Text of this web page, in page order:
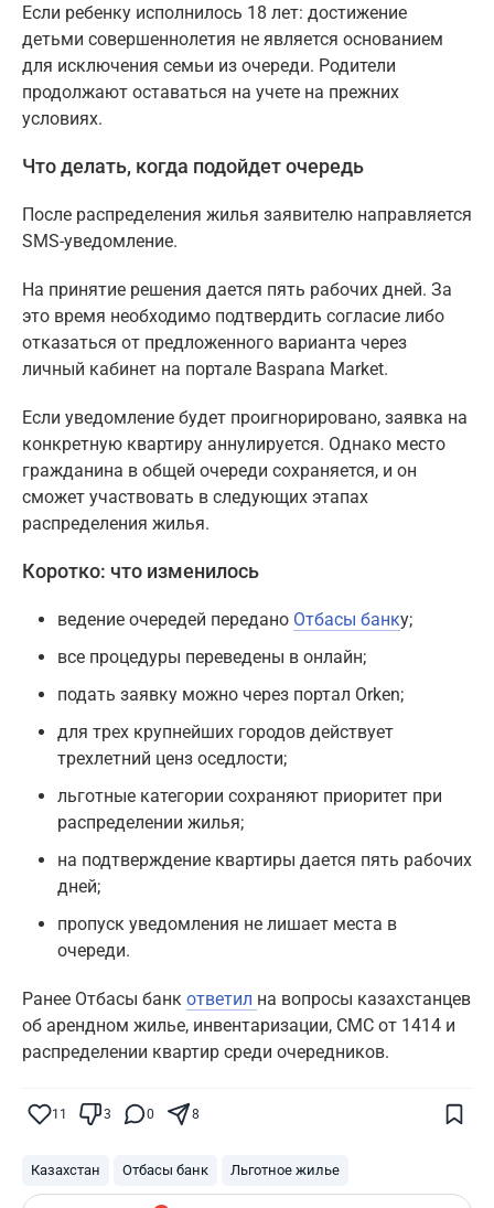
Если ребенку исполнилось 18 лет: достижение
детьми совершеннолетия не является основанием
для исключения семьи из очереди. Родители
продолжают оставаться на учете на прежних
условиях.
Что делать, когда подойдет очередь
После распределения жилья заявителю направляется
SMS-уведомление.
На принятие решения дается пять рабочих дней. За
это время необходимо подтвердить согласие либо
отказаться от предложенного варианта через
личный кабинет на портале Baspana Market.
Если уведомление будет проигнорировано, заявка на
конкретную квартиру аннулируется. Однако место
гражданина в общей очереди сохраняется, и он
сможет участвовать в следующих этапах
распределения жилья.
Коротко: что изменилось
ведение очередей передано Отбасы банку;
все процедуры переведены в онлайн;
подать заявку можно через портал Orken;
для трех крупнейших городов действует
трехлетний ценз оседлости;
льготные категории сохраняют приоритет при
распределении жилья;
на подтверждение квартиры дается пять рабочих
дней;
пропуск уведомления не лишает места в
очереди.
Ранее Отбасы банк ответил на вопросы казахстанцев
об арендном жилье, инвентаризации, СМС от 1414 и
распределении квартир среди очередников.
11 3 0 8
Казахстан Отбасы банк Льготное жилье
показываться вам